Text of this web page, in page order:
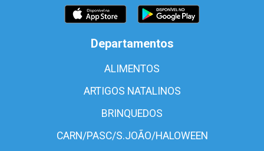
Departamentos
ALIMENTOS
ARTIGOS NATALINOS
BRINQUEDOS
CARN/PASC/S.JOÃO/HALOWEEN